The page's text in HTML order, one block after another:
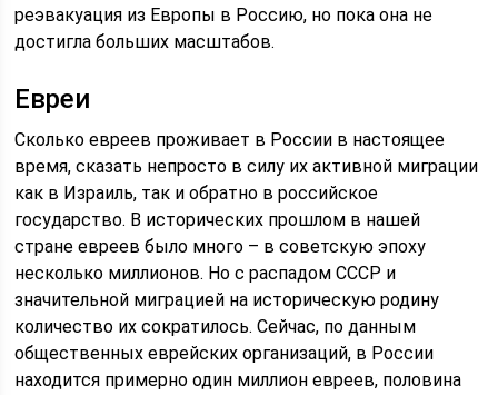
реэвакуация из Европы в Россию, но пока она не
достигла больших масштабов.
Евреи
Сколько евреев проживает в России в настоящее
время, сказать непросто в силу их активной миграции
как в Израиль, так и обратно в российское
государство. В исторических прошлом в нашей
стране евреев было много – в советскую эпоху
несколько миллионов. Но с распадом СССР и
значительной миграцией на историческую родину
количество их сократилось. Сейчас, по данным
общественных еврейских организаций, в России
находится примерно один миллион евреев, половина